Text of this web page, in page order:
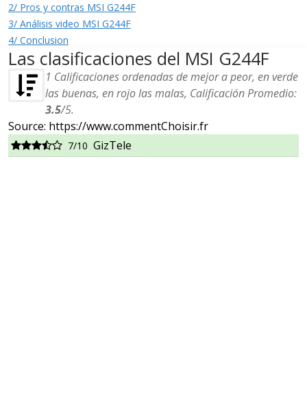
2/ Pros y contras MSI G244F
3/ Análisis video MSI G244F
4/ Conclusion
Las clasificaciones del MSI G244F
1 Calificaciones ordenadas de mejor a peor, en verde
las buenas, en rojo las malas, Calificación Promedio:
3.5/5.
Source: https://www.commentChoisir.fr
7/10 GizTele